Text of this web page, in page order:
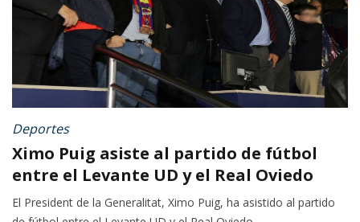
Deportes
Ximo Puig asiste al partido de fútbol
entre el Levante UD y el Real Oviedo
El President de la Generalitat, Ximo Puig, ha asistido al partido